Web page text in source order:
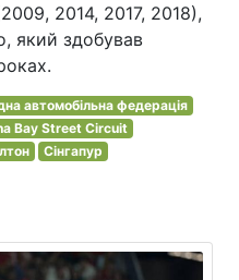
2014, 2017, 2018),
який здобував
автомобільна федерація
Bay Street Circuit
Сінгапур